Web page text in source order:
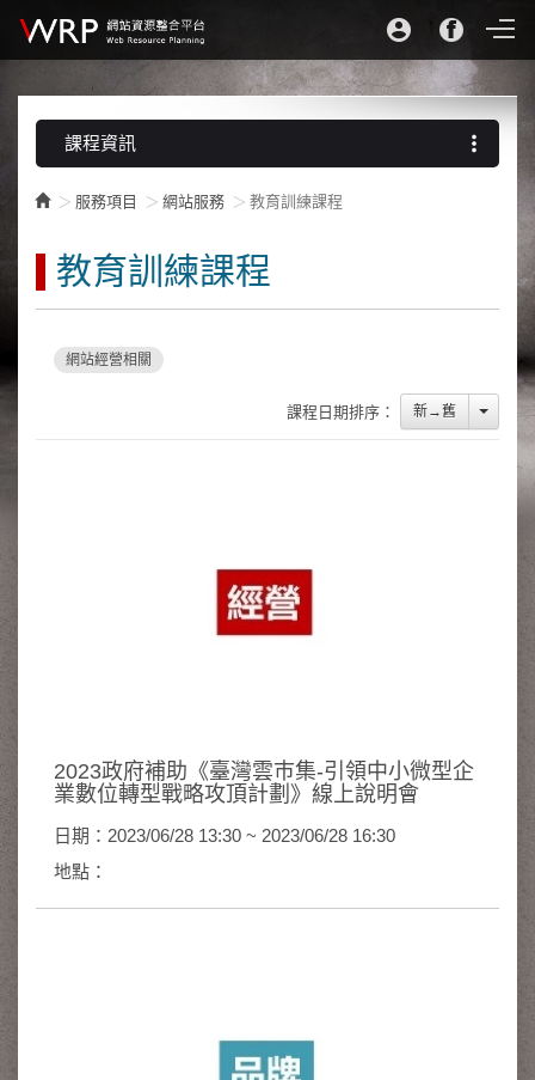
課程資訊 more_vert
服務項目 網站服務 教育訓練課程
教育訓練課程
網站經營相關
課程日期排序： 新→舊
2023政府補助《臺灣雲巿集-引領中小微型企
業數位轉型戰略攻頂計劃》線上說明會
日期：2023/06/28 13:30 ~ 2023/06/28 16:30
地點：